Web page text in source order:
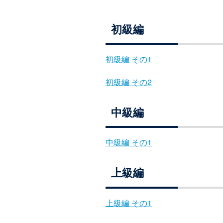
初級編
初級編 その1
初級編 その2
中級編
中級編 その1
上級編
上級編 その1